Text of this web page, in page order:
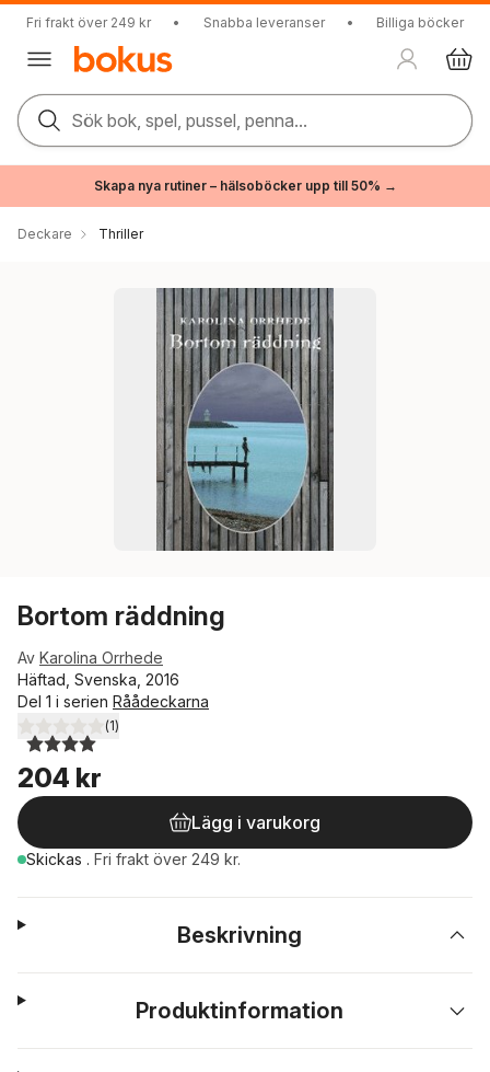
Fri frakt över 249 kr • Snabba leveranser • Billiga böcker
Sök bok, spel, pussel, penna...
Skapa nya rutiner – hälsoböcker upp till 50% →
Deckare Thriller
Bortom räddning
Av Karolina Orrhede
Häftad, Svenska, 2016
Del 1 i serien Råådeckarna
4,0utav 5 stjärnor. Totalt antal röster:
(1)
204 kr
Lägg i varukorg
Skickas . Fri frakt över 249 kr.
Beskrivning
Produktinformation